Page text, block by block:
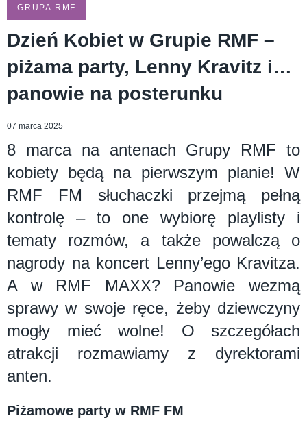
GRUPA RMF
Dzień Kobiet w Grupie RMF –
piżama party, Lenny Kravitz i…
panowie na posterunku
07 marca 2025
8 marca na antenach Grupy RMF to
kobiety będą na pierwszym planie! W
RMF FM słuchaczki przejmą pełną
kontrolę – to one wybiorę playlisty i
tematy rozmów, a także powalczą o
nagrody na koncert Lenny’ego Kravitza.
A w RMF MAXX? Panowie wezmą
sprawy w swoje ręce, żeby dziewczyny
mogły mieć wolne! O szczegółach
atrakcji rozmawiamy z dyrektorami
anten.
Piżamowe party w RMF FM